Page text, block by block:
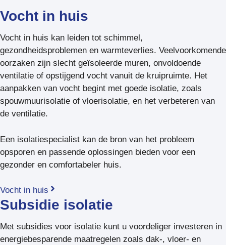
Vocht in huis
Vocht in huis kan leiden tot schimmel,
gezondheidsproblemen en warmteverlies. Veelvoorkomende
oorzaken zijn slecht geïsoleerde muren, onvoldoende
ventilatie of opstijgend vocht vanuit de kruipruimte. Het
aanpakken van vocht begint met goede isolatie, zoals
spouwmuurisolatie of vloerisolatie, en het verbeteren van
de ventilatie.
Een isolatiespecialist kan de bron van het probleem
opsporen en passende oplossingen bieden voor een
gezonder en comfortabeler huis.
Vocht in huis
Subsidie isolatie
Met subsidies voor isolatie kunt u voordeliger investeren in
energiebesparende maatregelen zoals dak-, vloer- en